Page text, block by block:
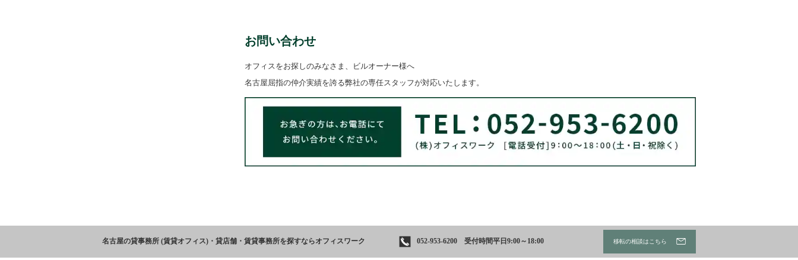
お問い合わせ
オフィスをお探しのみなさま、ビルオーナー様へ
名古屋屈指の仲介実績を誇る弊社の専任スタッフが対応いたします。
名古屋の貸事務所 (賃貸オフィス)・貸店舗・賃貸事務所を探すならオフィスワーク 052-953-6200 受付時間平日9:00～18:00 移転の相談はこちら